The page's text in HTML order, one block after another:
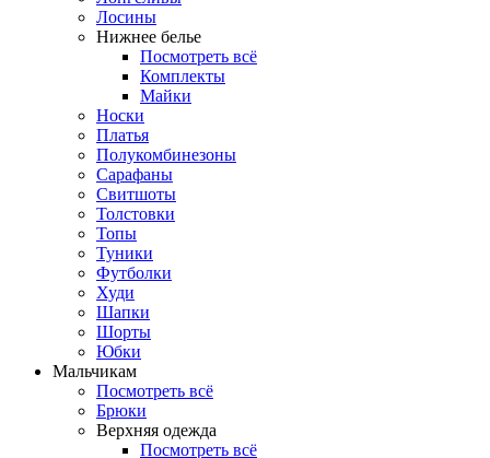
Лосины
Нижнее белье
Посмотреть всё
Комплекты
Майки
Носки
Платья
Полукомбинезоны
Сарафаны
Свитшоты
Толстовки
Топы
Туники
Футболки
Худи
Шапки
Шорты
Юбки
Мальчикам
Посмотреть всё
Брюки
Верхняя одежда
Посмотреть всё